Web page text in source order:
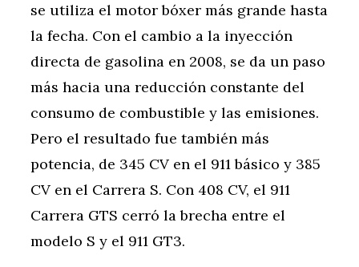
se utiliza el motor bóxer más grande hasta
la fecha. Con el cambio a la inyección
directa de gasolina en 2008, se da un paso
más hacia una reducción constante del
consumo de combustible y las emisiones.
Pero el resultado fue también más
potencia, de 345 CV en el 911 básico y 385
CV en el Carrera S. Con 408 CV, el 911
Carrera GTS cerró la brecha entre el
modelo S y el 911 GT3.